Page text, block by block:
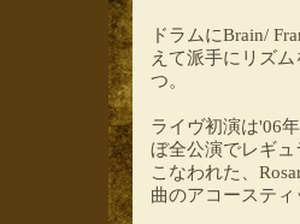
ドラムにBrain/
えて派手にリズ
つ。
ライヴ初演は'06
ぼ全公演でレギ
こなわれた、
曲のアコーステ